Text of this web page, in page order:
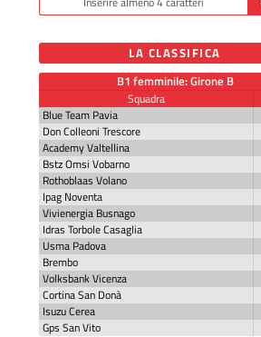
LA CLASSIFICA
B1 femminile: Girone B
Squadra
Blue Team Pavia
Don Colleoni Trescore
Academy Valtellina
Bstz Omsi Vobarno
Rothoblaas Volano
Ipag Noventa
Vivienergia Busnago
Idras Torbole Casaglia
Usma Padova
Brembo
Volksbank Vicenza
Cortina San Donà
Isuzu Cerea
Gps San Vito